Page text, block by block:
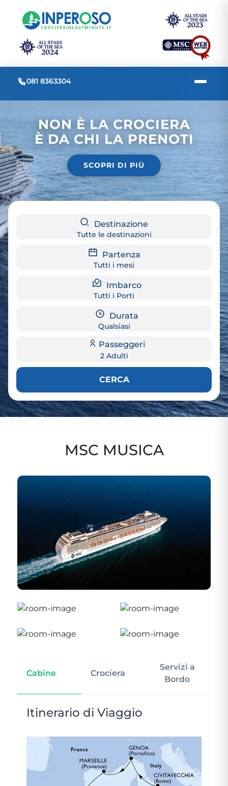
081 8363304
NON È LA CROCIERA
È DA CHI LA PRENOTI
SCOPRI DI PIÙ
Destinazione
Tutte le destinazioni
Partenza
Tutti i mesi
Imbarco
Tutti i Porti
Durata
Qualsiasi
Passeggeri
2 Adulti
CERCA
MSC MUSICA
Cabine Crociera
Servizi a
Bordo
Itinerario di Viaggio